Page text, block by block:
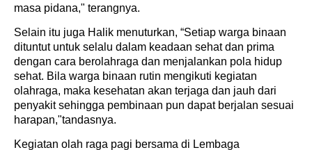
masa pidana," terangnya.
Selain itu juga Halik menuturkan, “Setiap warga binaan
dituntut untuk selalu dalam keadaan sehat dan prima
dengan cara berolahraga dan menjalankan pola hidup
sehat. Bila warga binaan rutin mengikuti kegiatan
olahraga, maka kesehatan akan terjaga dan jauh dari
penyakit sehingga pembinaan pun dapat berjalan sesuai
harapan,"tandasnya.
Kegiatan olah raga pagi bersama di Lembaga